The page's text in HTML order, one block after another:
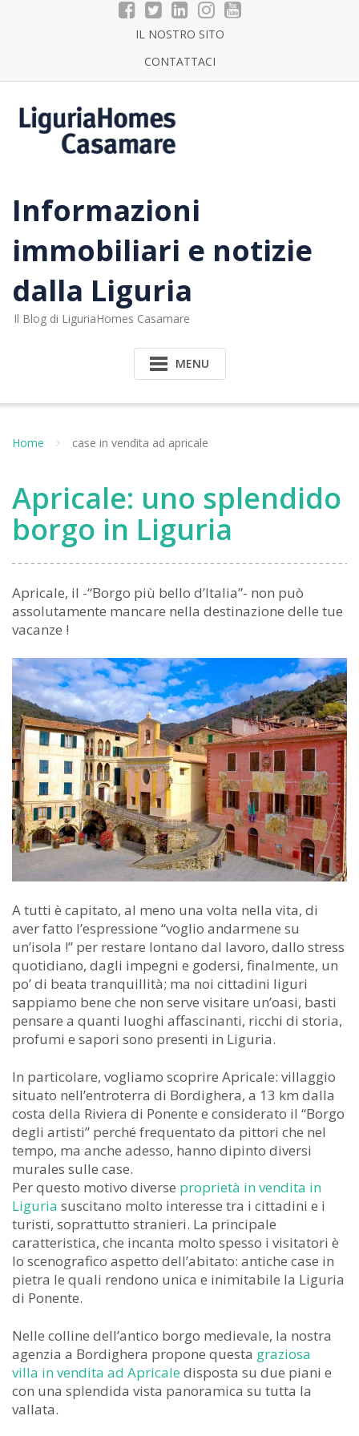
IL NOSTRO SITO
CONTATTACI
Informazioni
immobiliari e notizie
dalla Liguria
Il Blog di LiguriaHomes Casamare
MENU
Home case in vendita ad apricale
Apricale: uno splendido
borgo in Liguria
Apricale, il -“Borgo più bello d’Italia”- non può
assolutamente mancare nella destinazione delle tue
vacanze !
A tutti è capitato, al meno una volta nella vita, di
aver fatto l’espressione “voglio andarmene su
un’isola !” per restare lontano dal lavoro, dallo stress
quotidiano, dagli impegni e godersi, finalmente, un
po’ di beata tranquillità; ma noi cittadini liguri
sappiamo bene che non serve visitare un’oasi, basti
pensare a quanti luoghi affascinanti, ricchi di storia,
profumi e sapori sono presenti in Liguria.
In particolare, vogliamo scoprire Apricale: villaggio
situato nell’entroterra di Bordighera, a 13 km dalla
costa della Riviera di Ponente e considerato il “Borgo
degli artisti” perché frequentato da pittori che nel
tempo, ma anche adesso, hanno dipinto diversi
murales sulle case.
Per questo motivo diverse proprietà in vendita in
Liguria suscitano molto interesse tra i cittadini e i
turisti, soprattutto stranieri. La principale
caratteristica, che incanta molto spesso i visitatori è
lo scenografico aspetto dell’abitato: antiche case in
pietra le quali rendono unica e inimitabile la Liguria
di Ponente.
Nelle colline dell’antico borgo medievale, la nostra
agenzia a Bordighera propone questa graziosa
villa in vendita ad Apricale disposta su due piani e
con una splendida vista panoramica su tutta la
vallata.